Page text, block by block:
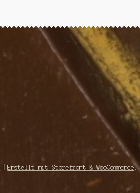
Erstellt mit Storefront & WooCommerce.